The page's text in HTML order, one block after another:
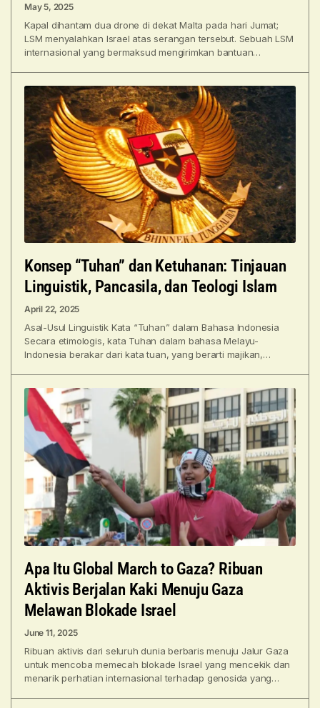
May 5, 2025
Kapal dihantam dua drone di dekat Malta pada hari Jumat;
LSM menyalahkan Israel atas serangan tersebut. Sebuah LSM
internasional yang bermaksud mengirimkan bantuan
Konsep “Tuhan” dan Ketuhanan: Tinjauan
Linguistik, Pancasila, dan Teologi Islam
April 22, 2025
Asal-Usul Linguistik Kata “Tuhan” dalam Bahasa Indonesia
Secara etimologis, kata Tuhan dalam bahasa Melayu-
Indonesia berakar dari kata tuan, yang berarti majikan,
Apa Itu Global March to Gaza? Ribuan
Aktivis Berjalan Kaki Menuju Gaza
Melawan Blokade Israel
June 11, 2025
Ribuan aktivis dari seluruh dunia berbaris menuju Jalur Gaza
untuk mencoba memecah blokade Israel yang mencekik dan
menarik perhatian internasional terhadap genosida yang